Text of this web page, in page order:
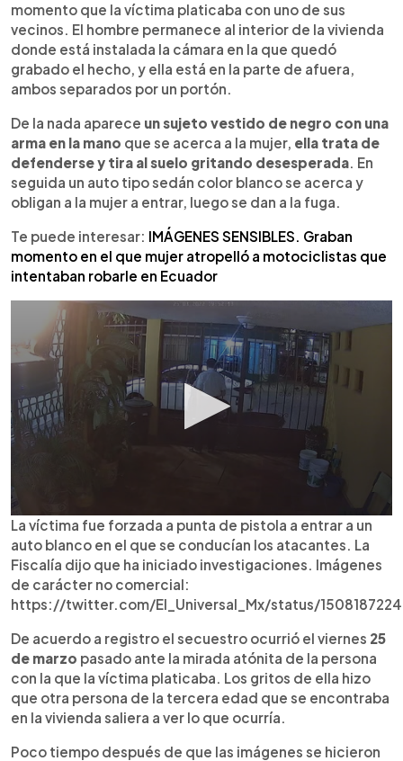
momento que la víctima platicaba con uno de sus
vecinos. El hombre permanece al interior de la vivienda
donde está instalada la cámara en la que quedó
grabado el hecho, y ella está en la parte de afuera,
ambos separados por un portón.
De la nada aparece un sujeto vestido de negro con una
arma en la mano que se acerca a la mujer, ella trata de
defenderse y tira al suelo gritando desesperada. En
seguida un auto tipo sedán color blanco se acerca y
obligan a la mujer a entrar, luego se dan a la fuga.
Te puede interesar: IMÁGENES SENSIBLES. Graban
momento en el que mujer atropelló a motociclistas que
intentaban robarle en Ecuador
La víctima fue forzada a punta de pistola a entrar a un
auto blanco en el que se conducían los atacantes. La
Fiscalía dijo que ha iniciado investigaciones. Imágenes
de carácter no comercial:
https://twitter.com/El_Universal_Mx/status/
De acuerdo a registro el secuestro ocurrió el viernes 25
de marzo pasado ante la mirada atónita de la persona
con la que la víctima platicaba. Los gritos de ella hizo
que otra persona de la tercera edad que se encontraba
en la vivienda saliera a ver lo que ocurría.
Poco tiempo después de que las imágenes se hicieron